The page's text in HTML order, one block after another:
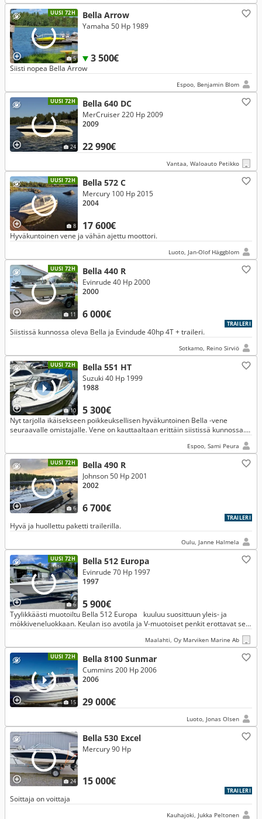
UUSI 72H
5
Bella Arrow
3 500€
Yamaha 50 Hp 1989
Siisti nopea Bella Arrow
Espoo, Benjamin Blom
UUSI 72H
24
Bella 640 DC
22 990€
MerCruiser 220 Hp 2009
2009
Vantaa, Waloauto Petikko
UUSI 72H
8
Bella 572 C
17 600€
Mercury 100 Hp 2015
2004
Hyväkuntoinen vene ja vähän ajettu moottori.
Luoto, Jan-Olof Häggblom
UUSI 72H
11
Bella 440 R
6 000€
Evinrude 40 Hp 2000
2000
TRAILERI
Siistissä kunnossa oleva Bella ja Evindude 40hp 4T + traileri.
Sotkamo, Reino Sirviö
UUSI 72H
10
Bella 551 HT
5 300€
Suzuki 40 Hp 1999
1988
Nyt tarjolla ikäisekseen poikkeuksellisen hyväkuntoinen Bella -vene
seuraavalle omistajalle. Vene on kauttaaltaan erittäin siistissä kunnossa.
Espoo, Sami Peura
UUSI 72H
6
Bella 490 R
6 700€
Johnson 50 Hp 2001
2002
TRAILERI
Hyvä ja huollettu paketti trailerilla.
Oulu, Janne Halmela
UUSI 72H
6
Bella 512 Europa
5 900€
Evinrude 70 Hp 1997
1997
Tyylikkäästi muotoiltu Bella 512 Europa kuuluu suosittuun yleis- ja
mökkiveneluokkaan. Keulan iso avotila ja V-muotoiset penkit erottavat sen
Maalahti, Oy Marviken Marine Ab
UUSI 72H
15
Bella 8100 Sunmar
29 000€
Cummins 200 Hp 2006
2006
Luoto, Jonas Olsen
24
Bella 530 Excel
15 000€
Mercury 90 Hp
TRAILERI
Soittaja on voittaja
Kauhajoki, Jukka Peltonen